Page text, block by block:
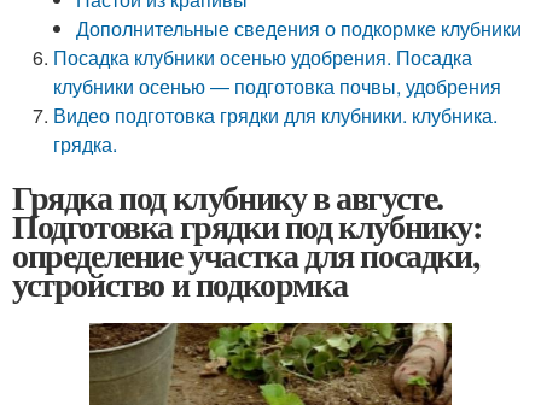
Дополнительные сведения о подкормке клубники
Посадка клубники осенью удобрения. Посадка
клубники осенью — подготовка почвы, удобрения
Видео подготовка грядки для клубники. клубника.
грядка.
Грядка под клубнику в августе.
Подготовка грядки под клубнику:
определение участка для посадки,
устройство и подкормка